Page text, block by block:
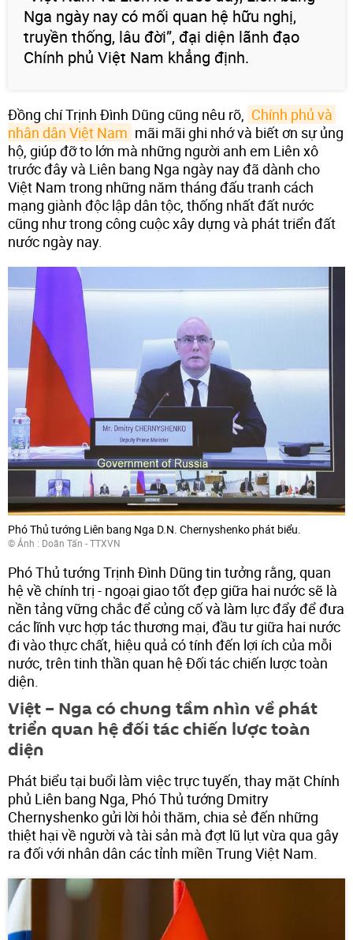
Nga ngày nay có mối quan hệ hữu nghị,
truyền thống, lâu đời”, đại diện lãnh đạo
Chính phủ Việt Nam khẳng định.
Đồng chí Trịnh Đình Dũng cũng nêu rõ, Chính phủ và
nhân dân Việt Nam mãi mãi ghi nhớ và biết ơn sự ủng
hộ, giúp đỡ to lớn mà những người anh em Liên xô
trước đây và Liên bang Nga ngày nay đã dành cho
Việt Nam trong những năm tháng đấu tranh cách
mạng giành độc lập dân tộc, thống nhất đất nước
cũng như trong công cuộc xây dựng và phát triển đất
nước ngày nay.
Phó Thủ tướng Liên bang Nga D.N. Chernyshenko phát biểu.
© Ảnh : Doãn Tấn - TTXVN
Phó Thủ tướng Trịnh Đình Dũng tin tưởng rằng, quan
hệ về chính trị - ngoại giao tốt đẹp giữa hai nước sẽ là
nền tảng vững chắc để củng cố và làm lực đẩy để đưa
các lĩnh vực hợp tác thương mại, đầu tư giữa hai nước
đi vào thực chất, hiệu quả có tính đến lợi ích của mỗi
nước, trên tinh thần quan hệ Đối tác chiến lược toàn
diện.
Việt – Nga có chung tầm nhìn về phát
triển quan hệ đối tác chiến lược toàn
diện
Phát biểu tại buổi làm việc trực tuyến, thay mặt Chính
phủ Liên bang Nga, Phó Thủ tướng Dmitry
Chernyshenko gửi lời hỏi thăm, chia sẻ đến những
thiệt hại về người và tài sản mà đợt lũ lụt vừa qua gây
ra đối với nhân dân các tỉnh miền Trung Việt Nam.